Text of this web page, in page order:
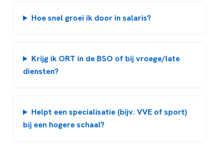
Hoe snel groei ik door in salaris?
Krijg ik ORT in de BSO of bij vroege/late
diensten?
Helpt een specialisatie (bijv. VVE of sport)
bij een hogere schaal?